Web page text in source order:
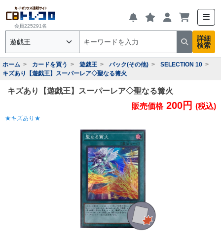
会員225291名
詳細
検索
ホーム カードを買う 遊戯王 パック(その他)
SELECTION 10
キズあり【遊戯王】スーパーレア◇聖なる篝火
キズあり【遊戯王】スーパーレア◇聖なる篝火
★キズあり★
販売価格 200円 (税込)